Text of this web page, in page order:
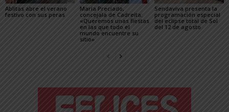
Ablitas abre el verano
festivo con sus peras
María Preciado,
concejala de Cadreita:
«Queremos unas fiestas
en las que todo el
mundo encuentre su
sitio»
Sendaviva presenta la
programación especial
del eclipse total de Sol
del 12 de agosto